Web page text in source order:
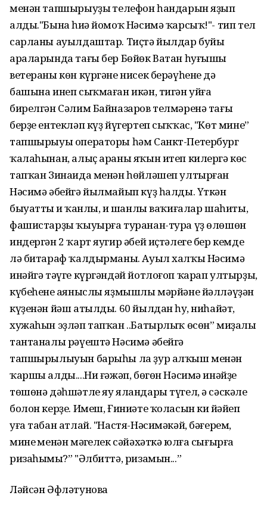
менән тапшырыуҙың телефон һандарын яҙып
алды."Бына һиңә йомоҡ Нәсимә ҡарсыҡ!"- тип тел
сарланы ауылдаштар. Тиҫтә йылдар буйы
араларында тағы бер Бөйөк Ватан һуғышы
ветераны көн күргәне нисек берәүһенең дә
башына инеп сыҡмаған икән, тигән уйға
бирелгән Сәлим Байназаров телмәренә тағы
берҙе ентекләп күҙ йүгертеп сыҡҡас, "Көт мине”
тапшырыуы операторы һәм Санкт-Петербург
ҡалаһынан, алыҫ араны яҡын итеп килергә көс
тапҡан Зинаида менән һөйләшеп ултырған
Нәсимә әбейгә йылмайып күҙ һалды. Үткән
быуаттың иң ҡанлы, иң шанлы ваҡиғалар шаһиты,
фашистарҙы ҡыуырға туранан-тура үҙ өлөшөн
индергән 2 ҡарт яугир әбей иҫтәлеге бер кемде
лә битараф ҡалдырманы. Ауыл халҡы Нәсимә
инәйгә тәүге күргәндәй йотлоғоп ҡарап ултырҙы,
күбеһенең аяныслы яҙмышлы мәрйәне йәлләүҙән
күҙенән йәш атылды. 60 йылдан һуң, ниһайәт,
хужаһын эҙләп тапҡан ..Батырлыҡ өсөн” миҙалы
тантаналы рәүештә Нәсимә әбейгә
тапшырылыуын барыһы ла ҙур алҡыш менән
ҡаршы алды....Ни ғәжәп, бөгөн Нәсимә инәйҙең
төшөнә дәһшәтле яу яландары түгел, ә сәскәле
болон керҙе. Имеш, Ғиниәте ҡоласын киң йәйеп
уға табан атлай. "Настя-Нәсимәкәй, бәғерем,
минең менән мәңгелек сәйәхәткә юлға сығырға
ризаһыңмы?” "Әлбиттә, ризамын...”
Ләйсән Әфләтунова